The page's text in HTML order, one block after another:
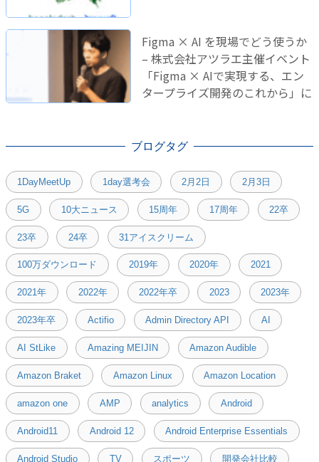
Figma × AI を現場でどう使うか
– 株式会社アツラエ主催イベント
「Figma × AIで実現する、エン
タープライズ開発のこれから」に
ブログタグ
1DayMeetUp 1day選考会 2月2日 2月3日
5G 10大ニュース 15周年 17周年 22卒
23卒 24卒 31アイスクリーム
100万ダウンロード 2019年 2020年 2021
2021年 2022年 2022年卒 2023 2023年
2023年卒 Actifio Admin Directory API AI
AI StLike Amazing MEIJIN Amazon Audible
Amazon Braket Amazon Linux Amazon Location
amazon one AMP analytics Android
Android11 Android 12 Android Enterprise Essentials
Android Studio TV スポーツ 開発会社比較